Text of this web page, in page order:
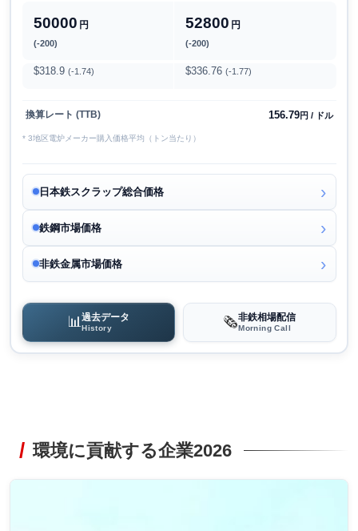
50000 円
(-200)
52800 円
(-200)
$318.9 (-1.74) $336.76 (-1.77)
換算レート (TTB) 156.79円 / ドル
* 3地区電炉メーカー購入価格平均（トン当たり）
日本鉄スクラップ総合価格
鉄鋼市場価格
非鉄金属市場価格
📊過去データ
History 🗞️非鉄相場配信
Morning Call
環境に貢献する企業2026